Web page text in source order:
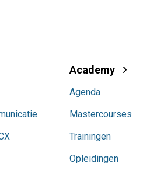
Academy
Agenda
Mastercourses
Trainingen
Opleidingen